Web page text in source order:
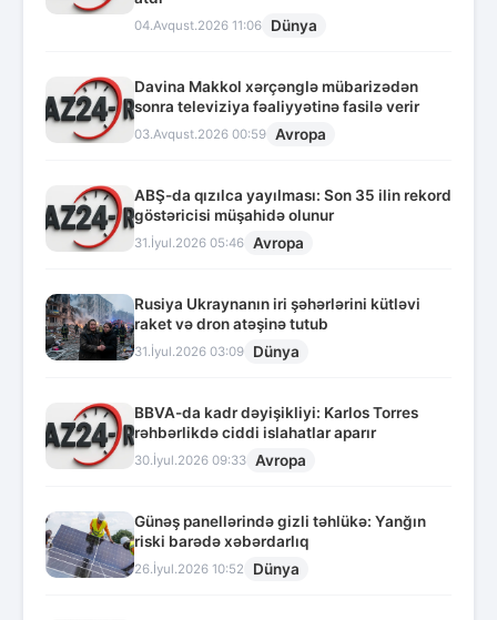
04.Avqust.2026 11:06 Dünya
Davina Makkol xərçənglə mübarizədən
sonra televiziya fəaliyyətinə fasilə verir
03.Avqust.2026 00:59 Avropa
ABŞ-da qızılca yayılması: Son 35 ilin rekord
göstəricisi müşahidə olunur
31.İyul.2026 05:46 Avropa
Rusiya Ukraynanın iri şəhərlərini kütləvi
raket və dron atəşinə tutub
31.İyul.2026 03:09 Dünya
BBVA-da kadr dəyişikliyi: Karlos Torres
rəhbərlikdə ciddi islahatlar aparır
30.İyul.2026 09:33 Avropa
Günəş panellərində gizli təhlükə: Yanğın
riski barədə xəbərdarlıq
26.İyul.2026 10:52 Dünya